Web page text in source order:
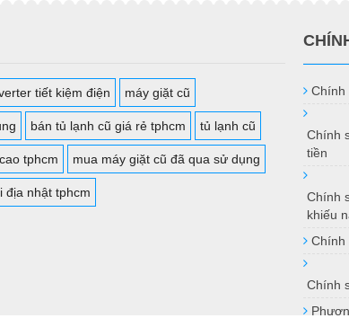
tiết kiệm điện máy giặt cũ
bán tủ lạnh cũ giá rẻ tphcm tủ lạnh cũ
tphcm mua máy giặt cũ đã qua sử dụng
địa nhật tphcm
Chính
Chính
tiền
Chính
khiếu
Chính
Chính